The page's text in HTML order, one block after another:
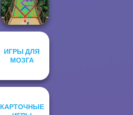
Favorite Puzzles
ИГРЫ ДЛЯ
МОЗГА
КАРТОЧНЫЕ